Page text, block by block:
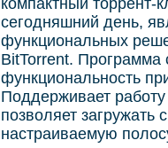
сегодняшний день,
функциональных
BitTorrent. Программа
функциональность
Поддерживает
позволяет загружать
настраиваемую